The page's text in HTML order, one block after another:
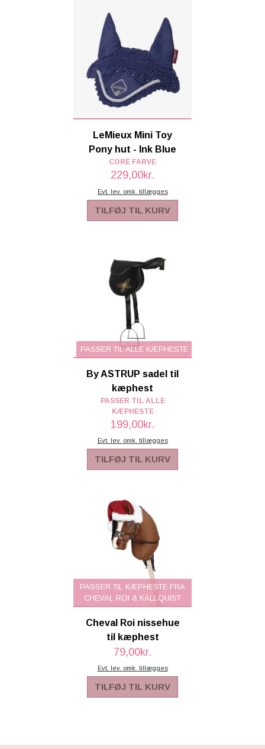
LeMieux Mini Toy
Pony hut - Ink Blue
CORE FARVE
229,00kr.
Evt. lev. omk. tillægges
TILFØJ TIL KURV
PASSER TIL ALLE KÆPHESTE
By ASTRUP sadel til
kæphest
PASSER TIL ALLE
KÆPHESTE
199,00kr.
Evt. lev. omk. tillægges
TILFØJ TIL KURV
PASSER TIL KÆPHESTE FRA
CHEVAL ROI & KÄLLQUIST
Cheval Roi nissehue
til kæphest
79,00kr.
Evt. lev. omk. tillægges
TILFØJ TIL KURV